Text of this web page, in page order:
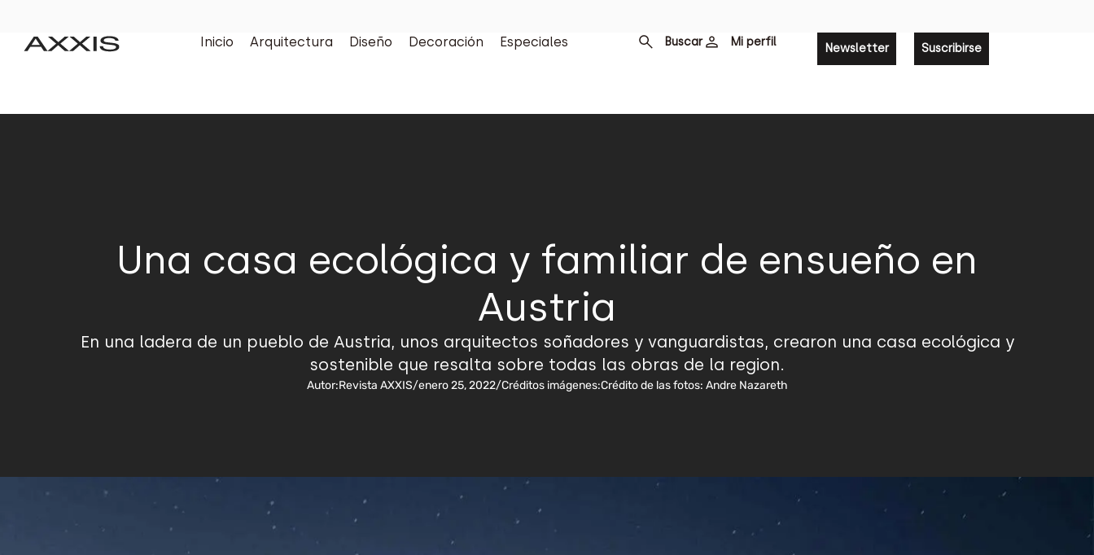
Inicio Arquitectura Diseño Decoración Especiales Buscar Mi perfil Newsletter Suscribirse
Una casa ecológica y familiar de ensueño en
Austria
En una ladera de un pueblo de Austria, unos arquitectos soñadores y vanguardistas, crearon una casa ecológica y
sostenible que resalta sobre todas las obras de la region.
Autor:Revista AXXIS/enero 25, 2022/Créditos imágenes:Crédito de las fotos: Andre Nazareth